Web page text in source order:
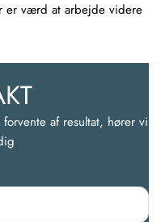
er værd at arbejde videre
af resultat, hører vi